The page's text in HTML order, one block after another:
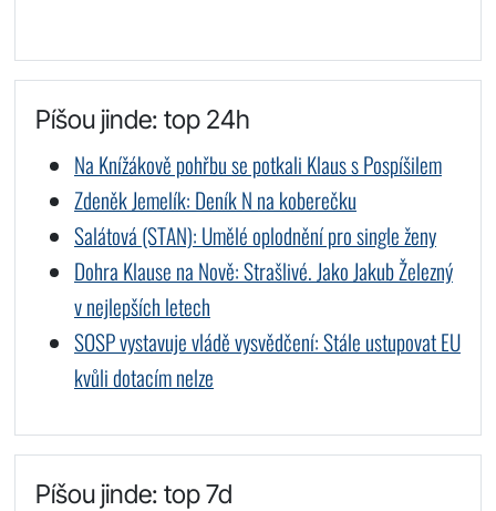
Píšou jinde: top 24h
Na Knížákově pohřbu se potkali Klaus s Pospíšilem
Zdeněk Jemelík: Deník N na koberečku
Salátová (STAN): Umělé oplodnění pro single ženy
Dohra Klause na Nově: Strašlivé. Jako Jakub Železný
v nejlepších letech
SOSP vystavuje vládě vysvědčení: Stále ustupovat EU
kvůli dotacím nelze
Píšou jinde: top 7d